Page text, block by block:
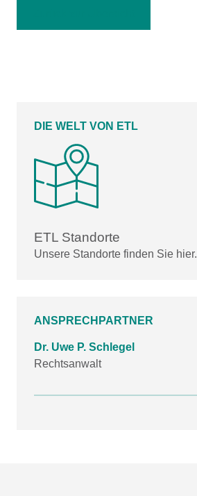
DIE WELT VON ETL
ETL Standorte
Unsere Standorte finden Sie hier.
ANSPRECHPARTNER
Dr. Uwe P. Schlegel
Rechtsanwalt